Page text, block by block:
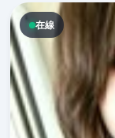
在線